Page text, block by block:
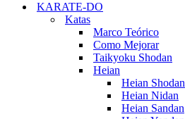
KARATE-DO
Katas
Marco Teórico
Como Mejorar
Taikyoku Shodan
Heian
Heian Shodan
Heian Nidan
Heian Sandan